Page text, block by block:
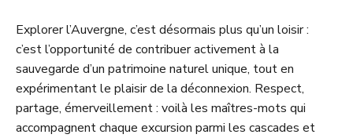
Explorer l’Auvergne, c’est désormais plus qu’un loisir :
c’est l’opportunité de contribuer activement à la
sauvegarde d’un patrimoine naturel unique, tout en
expérimentant le plaisir de la déconnexion. Respect,
partage, émerveillement : voilà les maîtres-mots qui
accompagnent chaque excursion parmi les cascades et